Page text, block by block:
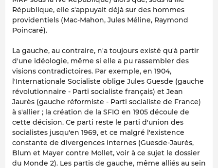
République, elle s'appuyait déjà sur des hommes
providentiels (Mac-Mahon, Jules Méline, Raymond
Poincaré).
La gauche, au contraire, n'a toujours existé qu'à partir
d'une idéologie, même si elle a pu rassembler des
visions contradictoires. Par exemple, en 1904,
l'Internationale Socialiste oblige Jules Guesde (gauche
révolutionnaire - Parti socialiste français) et Jean
Jaurès (gauche réformiste - Parti socialiste de France)
à s'allier ; la création de la SFIO en 1905 découle de
cette décision. Ce parti reste le parti d'union des
socialistes jusqu'en 1969, et ce malgré l'existence
constante de divergences internes (Guesde-Jaurès,
Blum et Mayer contre Mollet, voir à ce sujet le dossier
du Monde 2). Les partis de gauche, même alliés au sein